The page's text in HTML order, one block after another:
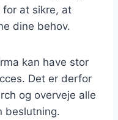
at sikre, at
dine behov.
kan have stor
Det er derfor
og overveje alle
beslutning.